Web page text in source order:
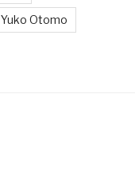
Yuko Otomo